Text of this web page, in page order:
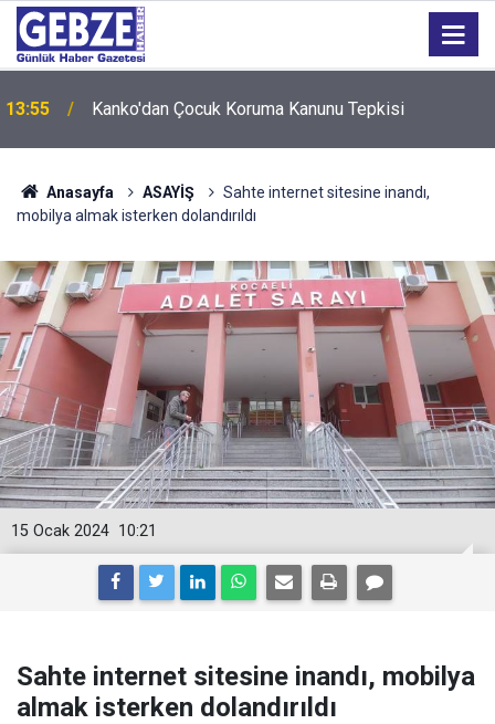
13:55 Kanko'dan Çocuk Koruma Kanunu Tepkisi
Anasayfa ASAYİŞ
Sahte internet sitesine inandı,
mobilya almak isterken dolandırıldı
10:21
15 Ocak 2024
Sahte internet sitesine inandı, mobilya
almak isterken dolandırıldı